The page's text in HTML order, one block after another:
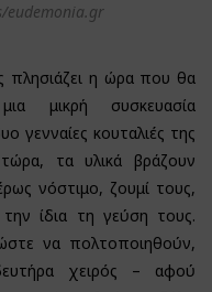
eudemonia.gr
πλησιάζει η ώρα που θα
μικρή συσκευασία
γενναίες κουταλιές της
τα υλικά βράζουν
νόστιμο, ζουμί τους,
ίδια τη γεύση τους.
να πολτοποιηθούν,
χειρός – αφού